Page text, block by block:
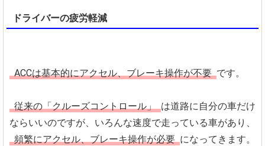
ドライバーの疲労軽減
ACCは基本的にアクセル、ブレーキ操作が不要 です。
従来の「クルーズコントロール」 は道路に自分の車だけ
ならいいのですが、いろんな速度で走っている車があり、
頻繁にアクセル、ブレーキ操作が必要 になってきます。